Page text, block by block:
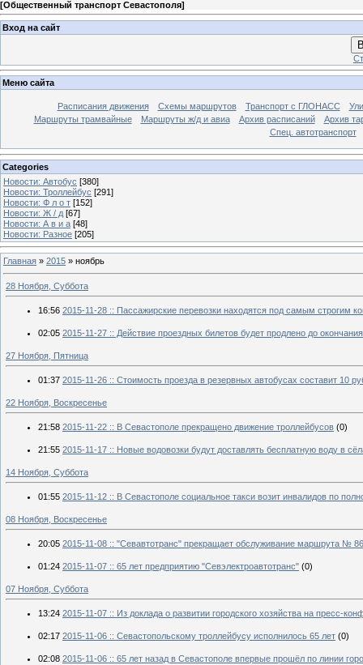
[Общественный транспорт Севастополя]
Вход на сайт
Меню сайта
Расписания движения Схемы маршрутов Транспорт с ГЛОНАСС
Маршруты трамвайные
Маршруты ж/д и авиа Архив расписаний
Архив
Спец. автотранспорт
Categories
Новости: Автобус [380]
Новости: Троллейбус [291]
Новости: Ф л о т [152]
Новости: Ж / д [67]
Новости: А в и а [48]
Новости: Разное [205]
Главная » 2015 » ноябрь
28 Ноября, Суббота
16:56 2015-11-28 :: Пассажирские перевозки находятся под самым строгим
02:05 2015-11-27 :: Действие проездных билетов будет продлено до
27 Ноября, Пятница
01:37 2015-11-26 :: Стоимость проезда в резервных автобусах составит 10
22 Ноября, Воскресенье
21:58 2015-11-22 :: В Севастополе прекращено движение троллейбусов (0)
21:55 2015-11-17 :: Новые водовозки будут доставлять бесплатную воду в
14 Ноября, Суббота
01:55 2015-11-12 :: В Севастополе социальное такси возит инвалидов по
08 Ноября, Воскресенье
20:05 2015-11-08 :: "Севавтотранс" прекращает обслуживание маршрута №
01:24 2015-11-07 :: 65 лет предприятию "Севэлектроавтотранс" (0)
07 Ноября, Суббота
13:24 2015-11-07 :: Из доклада о развитии городского хозяйства на пресс-
02:17 2015-11-06 :: Севастопольскому троллейбусу исполнилось 65 лет (0)
02:08 2015-11-06 :: 65 лет назад в Севастополе впервые прошёл по линии